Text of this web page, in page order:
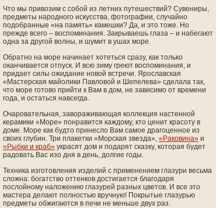
Что мы привозим с собой из летних путешествий? Сувениры,
предметы народного искусства, фотографии, случайно
подобранные «на память» камешки? Да, и это тоже. Но
прежде всего – воспоминания. Закрываешь глаза – и набегают
одна за другой волны, и шумит в ушах море.
Обратно на море начинает хотеться сразу, как только
оканчивается отпуск. И всю зиму греют воспоминания, и
придает силы ожидание новой встречи. Ярославская
«Мастерская майолики Павловой и Шепелева» сделала так,
что море готово прийти к Вам в дом, не зависимо от времени
года, и остаться навсегда.
Очаровательная, завораживающая коллекция настенной
керамики «Море» понравится каждому, кто ценит красоту в
доме. Море как будто принесло Вам самое драгоценное из
своих глубин. Три плакетки «Морская звезда», «Раковина» и
«Рыбки и краб» украсят дом и подарят сказку, которая будет
радовать Вас изо дня в день, долгие годы.
Техника изготовления изделий с применением глазури весьма
сложна: богатство оттенков достигается благодаря
послойному наложению глазурей разных цветов. И все это
мастера делают полностью вручную! Покрытые глазурью
предметы обжигаются в печи не меньше двух раз.